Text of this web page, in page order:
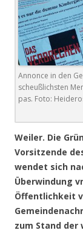
Annonce in den
scheußlichsten
pas. Foto:
Weiler. Die
Vorsitzende
wendet sich
Überwindung
Öffentlichkeit
zum Stand